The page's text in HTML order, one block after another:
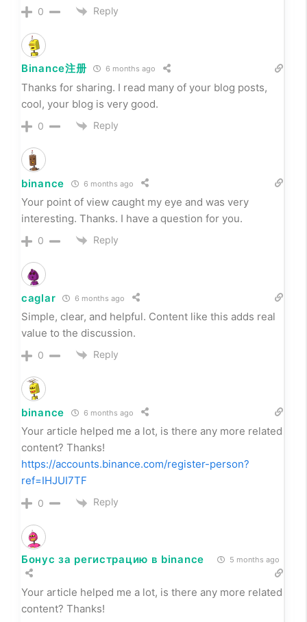
0 Reply
Binance注册 6 months ago
Thanks for sharing. I read many of your blog posts,
cool, your blog is very good.
0 Reply
binance 6 months ago
Your point of view caught my eye and was very
interesting. Thanks. I have a question for you.
0 Reply
caglar 6 months ago
Simple, clear, and helpful. Content like this adds real
value to the discussion.
0 Reply
binance 6 months ago
Your article helped me a lot, is there any more related
content? Thanks!
https://accounts.binance.com/register-person?
ref=IHJUI7TF
0 Reply
Бонус за регистрацию в binance 5 months ago
Your article helped me a lot, is there any more related
content? Thanks!